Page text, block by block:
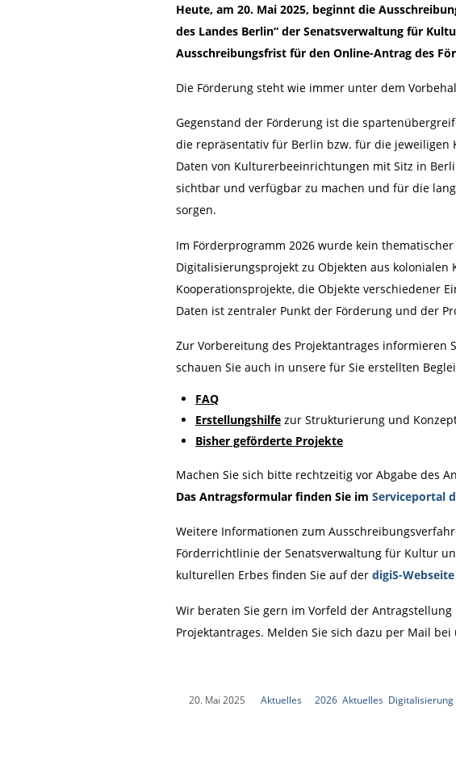
Heute, am 20. Mai 2025, beginnt die
des Landes Berlin“ der Senatsverwaltung für
Ausschreibungsfrist für den Online-Antrag des
Die Förderung steht wie immer unter dem
Gegenstand der Förderung ist die
die repräsentativ für Berlin bzw. für die jeweiligen
Daten von Kulturerbeeinrichtungen mit Sitz in
sichtbar und verfügbar zu machen und für die
sorgen.
Im Förderprogramm 2026 wurde kein
Digitalisierungsprojekt zu Objekten aus
Kooperationsprojekte, die Objekte verschiedener
Daten ist zentraler Punkt der Förderung und der
Zur Vorbereitung des Projektantrages informieren
schauen Sie auch in unsere für Sie erstellten
FAQ
Erstellungshilfe zur Strukturierung und
Bisher geförderte Projekte
Machen Sie sich bitte rechtzeitig vor Abgabe des
Das Antragsformular finden Sie im Serviceportal
Weitere Informationen zum
Förderrichtlinie der Senatsverwaltung für Kultur
kulturellen Erbes finden Sie auf der digiS-Webseite
Wir beraten Sie gern im Vorfeld der
Projektantrages. Melden Sie sich dazu per Mail bei
20. Mai 2025 Aktuelles 2026, Aktuelles Digitalisierung,